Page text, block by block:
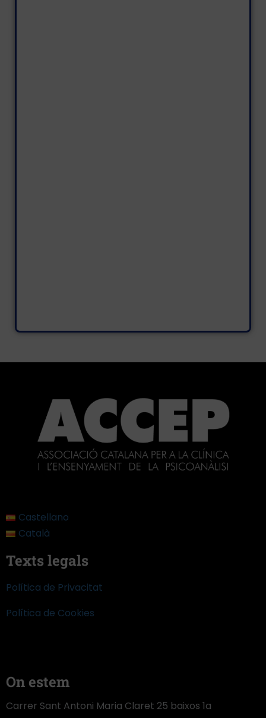
Castellano
Català
Texts legals
Política de Privacitat
Política de Cookies
On estem
Carrer Sant Antoni Maria Claret 25 baixos 1a